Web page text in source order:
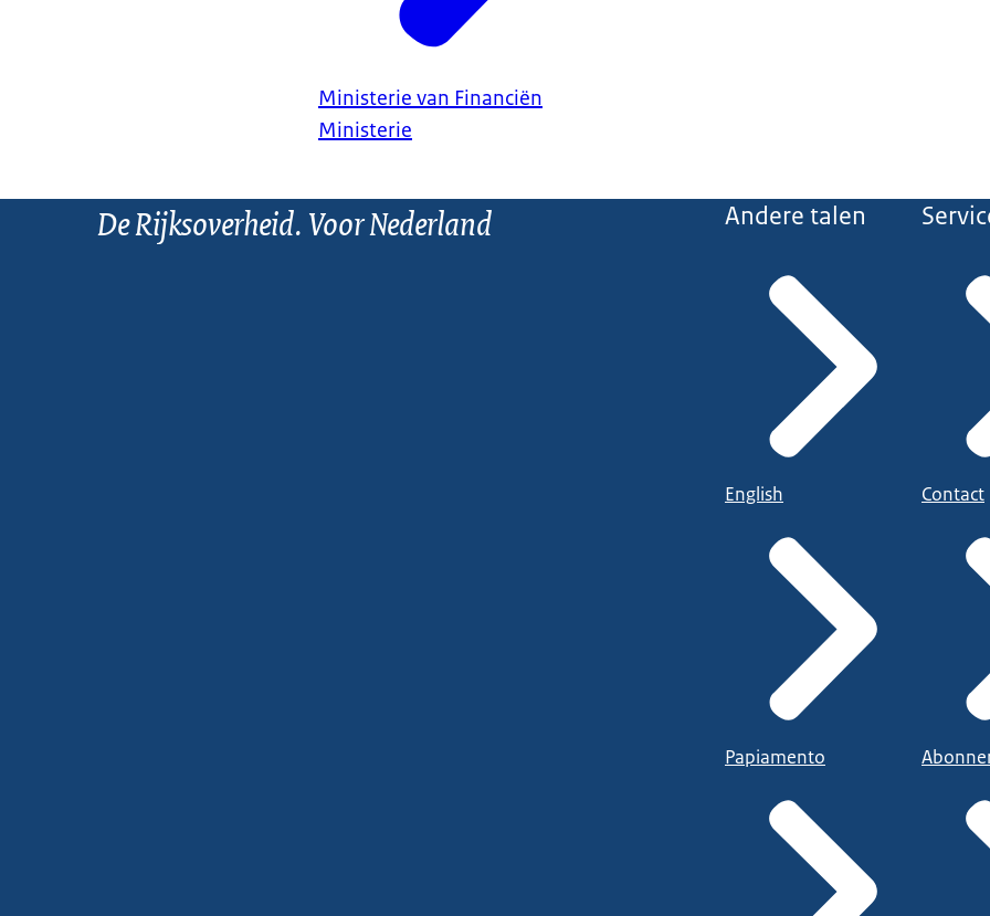
Ministerie van Financiën
Ministerie
De Rijksoverheid. Voor Nederland Andere talen
English
Papiamento
Contact